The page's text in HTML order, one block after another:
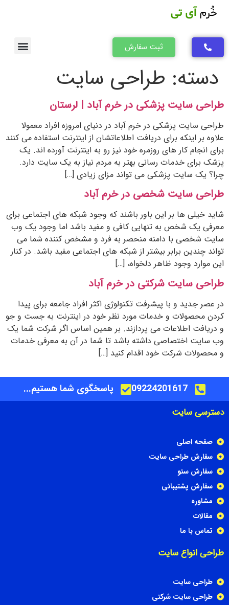
ثبت سفارش
دسته: طراحی سایت
طراحی سایت پزشکی در خرم آباد | لرستان
طراحی سایت پزشکی در خرم آباد در دنیای امروزه افراد معمولا
علاوه بر اینکه برای دریافت اطلاعاتشان از اینترنت استفاده می کنند
برای انجام کار های روزمره خود نیز رو به اینترنت آورده اند. یک
پزشک برای خدمات رسانی بهتر به مردم نیاز به یک سایت دارد.
چرا؟ یک سایت پزشکی می تواند مزای زیادی […]
طراحی سایت شخصی در خرم آباد
شاید خیلی ها بر این باور باشند که وجود شبکه های اجتماعی برای
معرفی یک شخص به تنهایی کافی و مفید باشد اما وجود یک وب
سایت شخصی با دامنه منحصر به فرد و مشخص کننده شما می
تواند چندین برابر بیشتر از شبکه های اجتماعی مفید باشد. در کنار
این موارد وجود ظاهر دلخواه، […]
طراحی سایت شرکتی در خرم آباد
در عصر جدید و با پیشرفت تکنولوژی اکثر افراد جامعه برای پیدا
کردن محصولات و خدمات مورد نظر خود در اینترنت به جست و جو
و دریافت اطلاعات می پردازند. بر همین اساس اگر شرکت شما یک
وب سایت اختصاصی داشته باشد تا شما در آن به معرفی خدمات
و محصولات شرکت خود اقدام کنید […]
09224201617 پاسخگوی شما هستیم...
دسترسی سایت
صفحه اصلی
سفارش طراحی سایت
سفارش سئو
سفارش پشتیبانی
مشاوره
مقالات
تماس با ما
طراحی انواع سایت
طراحی سایت
طراحی سایت شرکتی